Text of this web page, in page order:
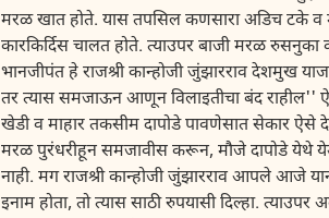
मरळ खात होते. यास तपसिल कणसारा अडिच टके व
कारकिर्दिस चालत होते. त्याउपर बाजी मरळ
भानजीपंत हे राजश्री कान्होजी जुंझारराव देशमुख
तर त्यास समजाऊन आणून विलाइतीचा बंद राहील''
खेडी व माहार तकसीम दापोडे पावणेसात सेकार
मरळ पुरंधरीहून समजावीस करून, मौजे दापोडे येथे
नाही. मग राजश्री कान्होजी जुंझारराव आपले आजे
इनाम होता, तो त्यास साठी रुपयासी दिल्हा.